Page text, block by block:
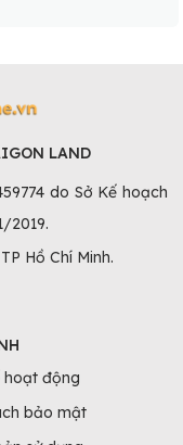
LAND
do Sở Kế hoạch
2019.
Hồ Chí Minh.
hoạt động
bảo mật